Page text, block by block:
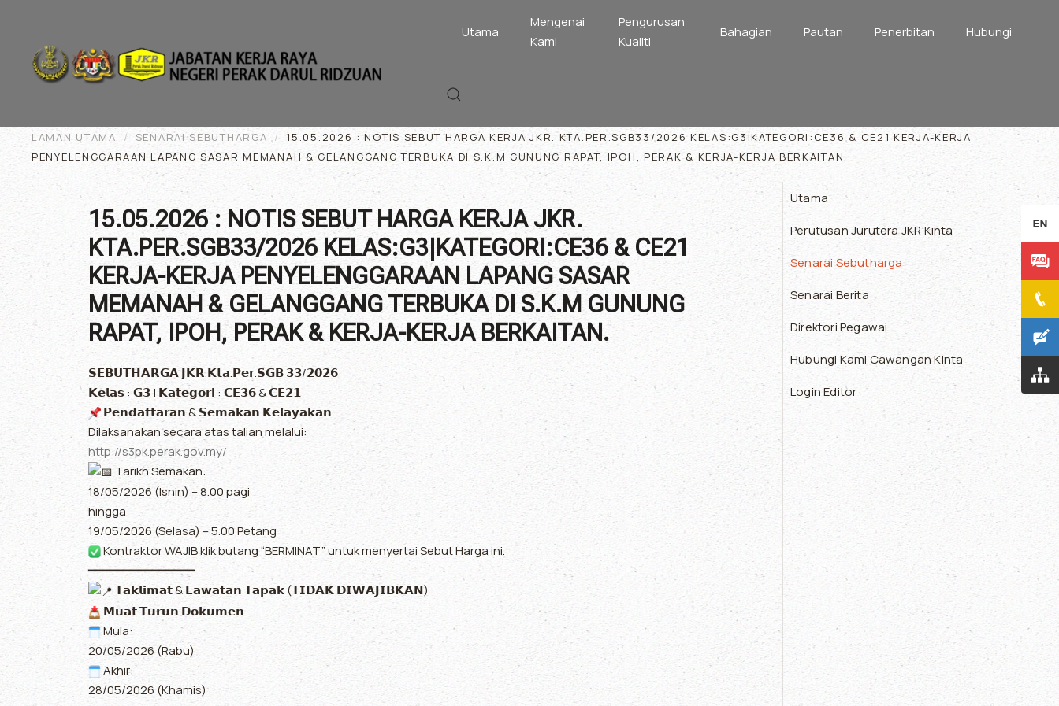
Utama
Mengenai
Kami
Pengurusan
Kualiti
Bahagian Pautan Penerbitan Hubungi
LAMAN UTAMA SENARAI SEBUTHARGA
15.05.2026 : NOTIS SEBUT HARGA KERJA JKR. KTA.PER.SGB33/2026 KELAS:G3|KATEGORI:CE36 & CE21 KERJA-KERJA
PENYELENGGARAAN LAPANG SASAR MEMANAH & GELANGGANG TERBUKA DI S.K.M GUNUNG RAPAT, IPOH, PERAK & KERJA-KERJA BERKAITAN.
15.05.2026 : NOTIS SEBUT HARGA KERJA JKR.
KTA.PER.SGB33/2026 KELAS:G3|KATEGORI:CE36 & CE21
KERJA-KERJA PENYELENGGARAAN LAPANG SASAR
MEMANAH & GELANGGANG TERBUKA DI S.K.M GUNUNG
RAPAT, IPOH, PERAK & KERJA-KERJA BERKAITAN.
𝗦𝗘𝗕𝗨𝗧𝗛𝗔𝗥𝗚𝗔 𝗝𝗞𝗥.𝗞𝘁𝗮.𝗣𝗲𝗿.𝗦𝗚𝗕 𝟯𝟯/𝟮𝟬𝟮𝟲
𝗞𝗲𝗹𝗮𝘀 : 𝗚𝟯 | 𝗞𝗮𝘁𝗲𝗴𝗼𝗿𝗶 : 𝗖𝗘𝟯𝟲 & 𝗖𝗘𝟮𝟭
𝗣𝗲𝗻𝗱𝗮𝗳𝘁𝗮𝗿𝗮𝗻 & 𝗦𝗲𝗺𝗮𝗸𝗮𝗻 𝗞𝗲𝗹𝗮𝘆𝗮𝗸𝗮𝗻
Dilaksanakan secara atas talian melalui:
http://s3pk.perak.gov.my/
Tarikh Semakan:
18/05/2026 (Isnin) – 8.00 pagi
hingga
19/05/2026 (Selasa) – 5.00 Petang
Kontraktor WAJIB klik butang “BERMINAT” untuk menyertai Sebut Harga ini.
━━━━━━━━━━━━━━━
𝗧𝗮𝗸𝗹𝗶𝗺𝗮𝘁 & 𝗟𝗮𝘄𝗮𝘁𝗮𝗻 𝗧𝗮𝗽𝗮𝗸 (𝗧𝗜𝗗𝗔𝗞 𝗗𝗜𝗪𝗔𝗝𝗜𝗕𝗞𝗔𝗡)
𝗠𝘂𝗮𝘁 𝗧𝘂𝗿𝘂𝗻 𝗗𝗼𝗸𝘂𝗺𝗲𝗻
Mula:
20/05/2026 (Rabu)
Akhir:
28/05/2026 (Khamis)
Utama
Perutusan Jurutera JKR Kinta
Senarai Sebutharga
Senarai Berita
Direktori Pegawai
Hubungi Kami Cawangan Kinta
Login Editor